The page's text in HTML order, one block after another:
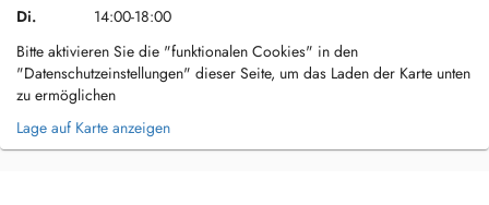
Di.
14:00-18:00
Bitte aktivieren Sie die "funktionalen Cookies" in den
"Datenschutzeinstellungen" dieser Seite, um das Laden der Karte unten
zu ermöglichen
Lage auf Karte anzeigen